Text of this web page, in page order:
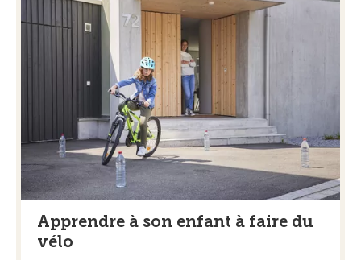
Apprendre à son enfant à faire du
vélo